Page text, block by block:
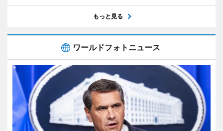
もっと見る
ワールドフォトニュース